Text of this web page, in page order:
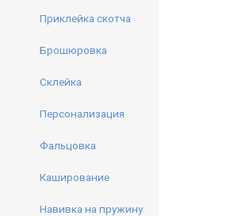
Приклейка скотча
Брошюровка
Склейка
Персонализация
Фальцовка
Каширование
Навивка на пружину